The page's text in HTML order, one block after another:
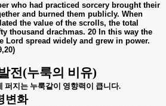
who had practiced sorcery brought their
and burned them publicly. When
the value of the scrolls, the total
thousand drachmas. 20 In this way the
Lord spread widely and grew in power.
전(누룩의 비유)
퍼지는 누룩같이 영향력이 큽니다.
변화